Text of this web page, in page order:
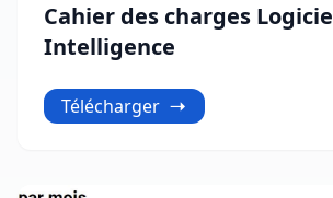
Cahier des charges
Intelligence
Télécharger